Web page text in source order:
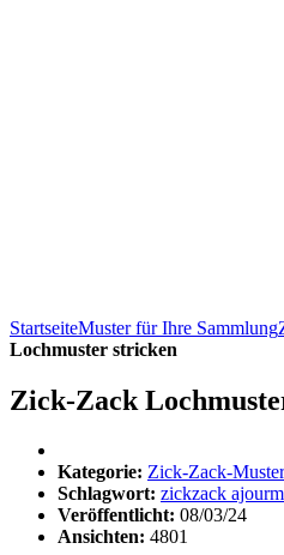
StartseiteMuster für Ihre Sammlung
Lochmuster stricken
Zick-Zack
Kategorie: Zick-Zack-Muster
Schlagwort: zickzack
Veröffentlicht: 08/03/24
Ansichten: 4801